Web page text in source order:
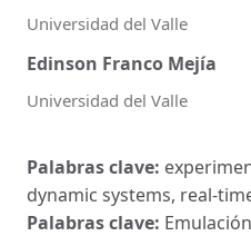
Universidad del Valle
Edinson Franco Mejía
Universidad del Valle
Palabras clave:
dynamic systems, real-
Palabras clave: